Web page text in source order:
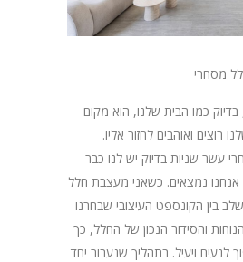
מסחרי
כמו הבית שלנו, הוא מקום
רוצים ואוהבים לחזור אליו.
עשר שניות בדיוק יש לנו כבר
נמצאים. כשאני מעצבת חלל
בין הקונספט העיצובי שבחרנו
הנוחות והסידור הנכון של החלל, כך
לנעים ויעיל. בתהליך שנעבור יחד